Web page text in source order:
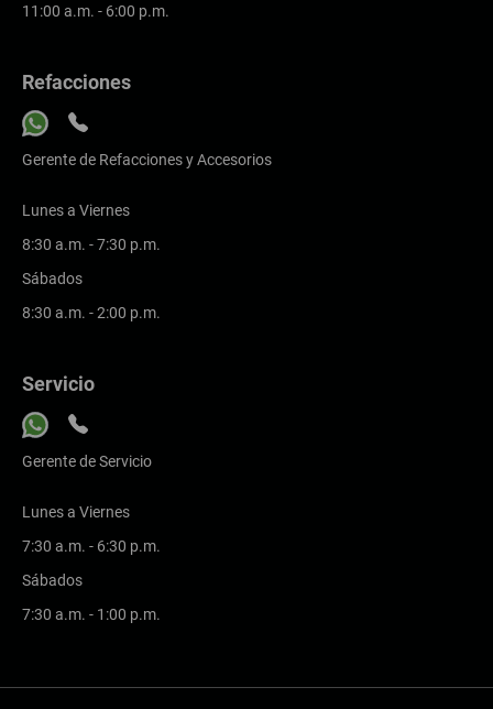
11:00 a.m. - 6:00 p.m.
Refacciones
Gerente de Refacciones y Accesorios
Lunes a Viernes
8:30 a.m. - 7:30 p.m.
Sábados
8:30 a.m. - 2:00 p.m.
Servicio
Gerente de Servicio
Lunes a Viernes
7:30 a.m. - 6:30 p.m.
Sábados
7:30 a.m. - 1:00 p.m.